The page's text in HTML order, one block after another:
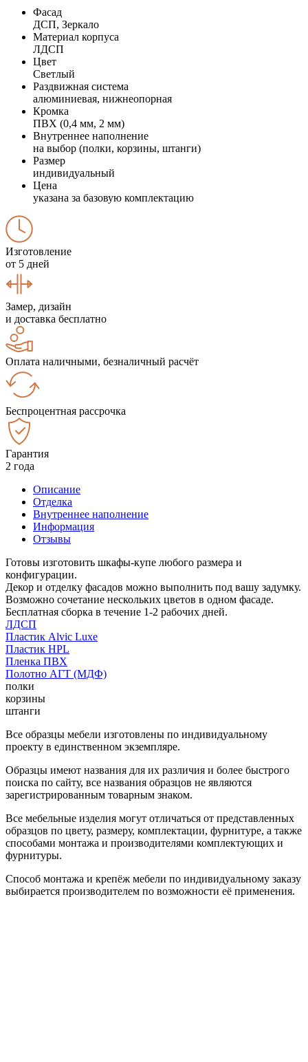
Фасад
ДСП, Зеркало
Материал корпуса
ЛДСП
Цвет
Светлый
Раздвижная система
алюминиевая, нижнеопорная
Кромка
ПВХ (0,4 мм, 2 мм)
Внутреннее наполнение
на выбор (полки, корзины, штанги)
Размер
индивидуальный
Цена
указана за базовую комплектацию
Изготовление
от 5 дней
Замер, дизайн
и доставка бесплатно
Оплата наличными, безналичный расчёт
Беспроцентная рассрочка
Гарантия
2 года
Описание
Отделка
Внутреннее наполнение
Информация
Отзывы
Готовы изготовить шкафы-купе любого размера и
конфигурации.
Декор и отделку фасадов можно выполнить под вашу задумку.
Возможно сочетание нескольких цветов в одном фасаде.
Бесплатная сборка в течение 1-2 рабочих дней.
ЛДСП
Пластик Alvic Luxe
Пластик HPL
Пленка ПВХ
Полотно АГТ (МДФ)
полки
корзины
штанги
Все образцы мебели изготовлены по индивидуальному
проекту в единственном экземпляре.
Образцы имеют названия для их различия и более быстрого
поиска по сайту, все названия образцов не являются
зарегистрированным товарным знаком.
Все мебельные изделия могут отличаться от представленных
образцов по цвету, размеру, комплектации, фурнитуре, а также
способами монтажа и производителями комплектующих и
фурнитуры.
Способ монтажа и крепёж мебели по индивидуальному заказу
выбирается производителем по возможности её применения.